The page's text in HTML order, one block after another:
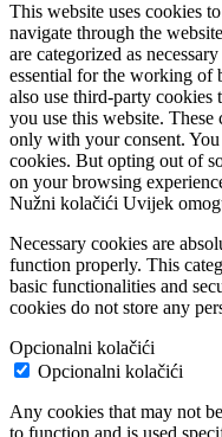
This website uses cookies
navigate through the
are categorized as
essential for the working of
also use third-party cookies
you use this website.
only with your consent.
cookies. But opting out of
on your browsing
Nužni kolačići Uvijek
Necessary cookies are
function properly. This
basic functionalities and
cookies do not store any
Opcionalni kolačići
Opcionalni kolačići
Any cookies that may not